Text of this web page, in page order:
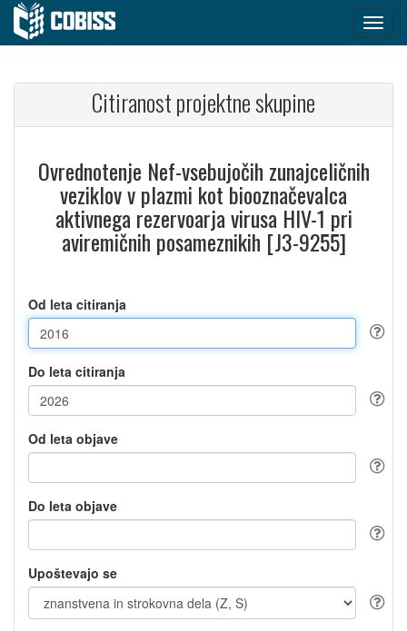
Citiranost projektne skupine
Ovrednotenje Nef-vsebujočih zunajceličnih
veziklov v plazmi kot biooznačevalca
aktivnega rezervoarja virusa HIV-1 pri
aviremičnih posameznikih [J3-9255]
Od leta citiranja
Do leta citiranja
Od leta objave
Do leta objave
Upoštevajo se